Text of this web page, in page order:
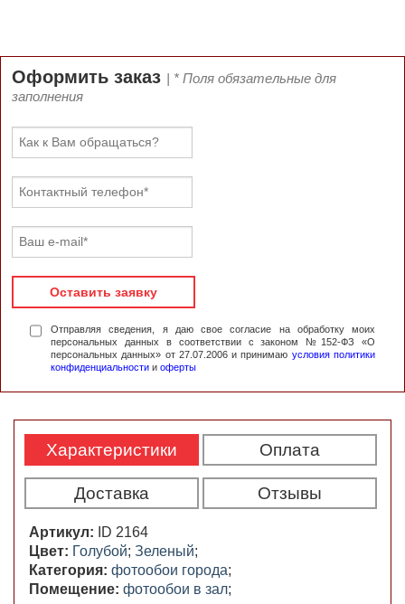
Оформить заказ | * Поля обязательные для
заполнения
Оставить заявку
Отправляя сведения, я даю свое согласие на обработку моих
персональных данных в соответствии с законом №152-ФЗ «О
персональных данных» от 27.07.2006 и принимаю условия политики
конфиденциальности и оферты
Характеристики Оплата
Доставка Отзывы
Артикул:
ID 2164
Цвет: Голубой; Зеленый;
Категория: фотообои города;
Помещение: фотообои в зал;